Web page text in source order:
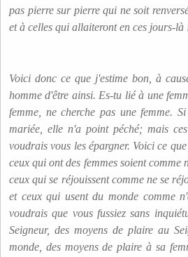
pas pierre sur pierre qui ne soit
et à celles qui allaiteront en ces jours-là
Voici donc ce que j'estime bon, à
homme d'être ainsi. Es-tu lié à une
femme, ne cherche pas une femme.
mariée, elle n'a point péché; mais
voudrais vous les épargner. Voici ce
ceux qui ont des femmes soient
ceux qui se réjouissent comme ne se
et ceux qui usent du monde comme
voudrais que vous fussiez sans
Seigneur, des moyens de plaire au
monde, des moyens de plaire à sa